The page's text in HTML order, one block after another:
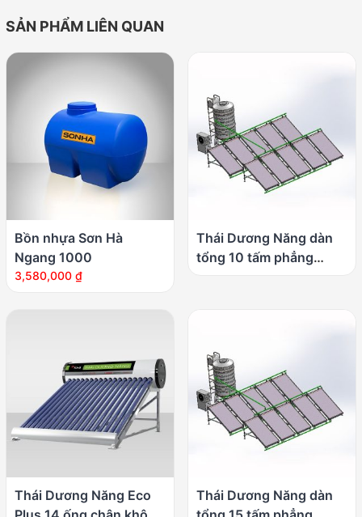
SẢN PHẨM LIÊN QUAN
Bồn nhựa Sơn Hà
Ngang 1000
3,580,000 ₫
Thái Dương Năng dàn
tổng 10 tấm phẳng
Thái Dương Năng Eco
Thái Dương Năng dàn